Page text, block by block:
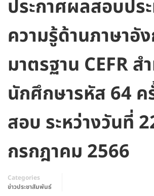
ประกาศผลสอบปร
ความรู้ด้านภาษาอั
มาตรฐาน CEFR ส
นักศึกษารหัส 64 ค
สอบ ระหว่างวันที่
กรกฎาคม 2566
Categories
ข่าวประชาสัมพันธ์